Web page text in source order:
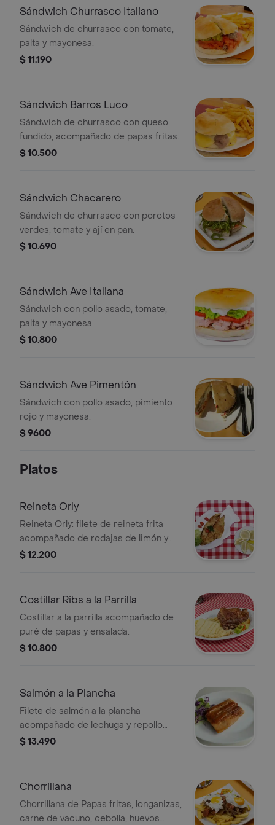
Sándwich Churrasco Italiano
Sándwich de churrasco con tomate,
palta y mayonesa.
$ 11.190
Sándwich Barros Luco
Sándwich de churrasco con queso
fundido, acompañado de papas fritas.
$ 10.500
Sándwich Chacarero
Sándwich de churrasco con porotos
verdes, tomate y ají en pan.
$ 10.690
Sándwich Ave Italiana
Sándwich con pollo asado, tomate,
palta y mayonesa.
$ 10.800
Sándwich Ave Pimentón
Sándwich con pollo asado, pimiento
rojo y mayonesa.
$ 9600
Platos
Reineta Orly
Reineta Orly: filete de reineta frita
acompañado de rodajas de limón y
ensalada de lechuga y tomate cherry.
$ 12.200
Costillar Ribs a la Parrilla
Costillar a la parrilla acompañado de
puré de papas y ensalada.
$ 10.800
Salmón a la Plancha
Filete de salmón a la plancha
acompañado de lechuga y repollo
morado.
$ 13.490
Chorrillana
Chorrillana de Papas fritas, longanizas,
carne de vacuno, cebolla, huevos